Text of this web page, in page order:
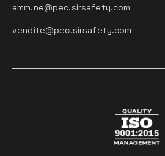
amm.ne@pec.sirsafety.com
vendite@pec.sirsafety.com